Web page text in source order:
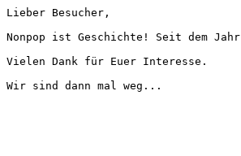
Lieber Besucher,
Nonpop ist Geschichte! Seit dem
Vielen Dank für Euer Interesse.
Wir sind dann mal weg...